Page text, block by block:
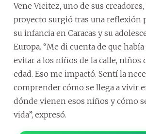
Vene Vieitez, uno de sus
proyecto surgió tras una reflexión
su infancia en Caracas y su
Europa. “Me di cuenta de que
evitar a los niños de la calle, niños
edad. Eso me impactó. Sentí la
comprender cómo se llega a vivir
dónde vienen esos niños y cómo
vida”, expresó.